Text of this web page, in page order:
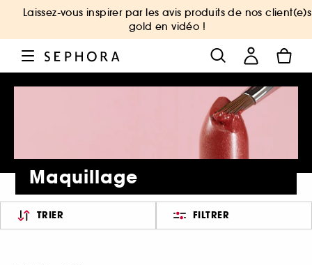
Laissez-vous inspirer par les avis produits de nos client(e)s
gold en vidéo !
Maquillage
TRIER FILTRER